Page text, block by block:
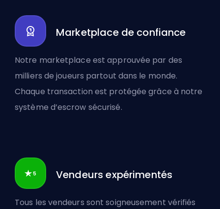
Marketplace de confiance
Notre marketplace est approuvée par des
milliers de joueurs partout dans le monde.
Chaque transaction est protégée grâce à notre
système d’escrow sécurisé.
Vendeurs expérimentés
Tous les vendeurs sont soigneusement vérifiés